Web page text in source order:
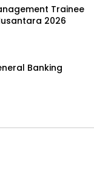
Trainee
2026
Banking